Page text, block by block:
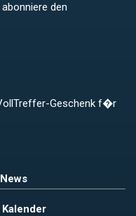
den
Geschenk f�r
News
Kalender